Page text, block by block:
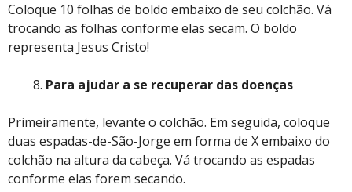
Coloque 10 folhas de boldo embaixo de seu colchão. Vá
trocando as folhas conforme elas secam. O boldo
representa Jesus Cristo!
Para ajudar a se recuperar das doenças
Primeiramente, levante o colchão. Em seguida, coloque
duas espadas-de-São-Jorge em forma de X embaixo do
colchão na altura da cabeça. Vá trocando as espadas
conforme elas forem secando.